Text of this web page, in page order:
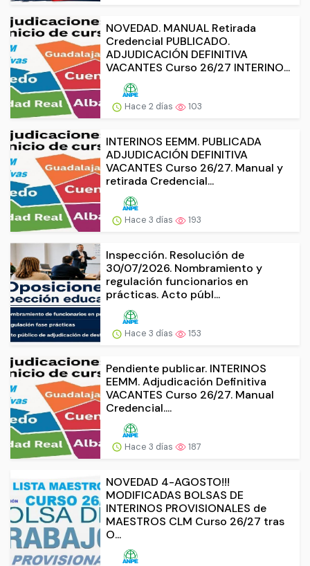
NOVEDAD. MANUAL Retirada
Credencial PUBLICADO.
ADJUDICACIÓN DEFINITIVA
VACANTES Curso 26/27 INTERINO...
Hace 2 días 103
INTERINOS EEMM. PUBLICADA
ADJUDICACIÓN DEFINITIVA
VACANTES Curso 26/27. Manual y
retirada Credencial...
Hace 3 días 193
Inspección. Resolución de
30/07/2026. Nombramiento y
regulación funcionarios en
prácticas. Acto públ...
Hace 3 días 153
Pendiente publicar. INTERINOS
EEMM. Adjudicación Definitiva
VACANTES Curso 26/27. Manual
Credencial....
Hace 3 días 187
NOVEDAD 4-AGOSTO!!!
MODIFICADAS BOLSAS DE
INTERINOS PROVISIONALES de
MAESTROS CLM Curso 26/27 tras
O...